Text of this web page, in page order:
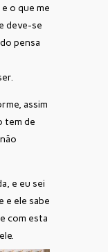
o que me
deve-se
pensa
assim
tem de
e eu sei
e ele sabe
com esta